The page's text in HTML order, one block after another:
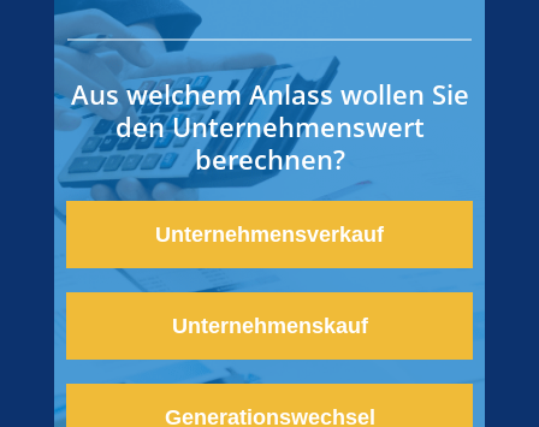
Aus welchem Anlass wollen Sie
den Unternehmenswert
berechnen?
Unternehmensverkauf
Unternehmenskauf
Generationswechsel